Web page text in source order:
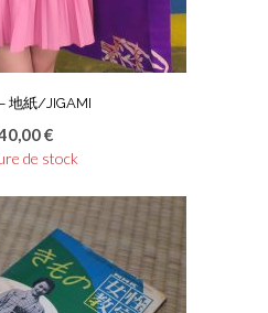
地紙/JIGAMI
€
de stock